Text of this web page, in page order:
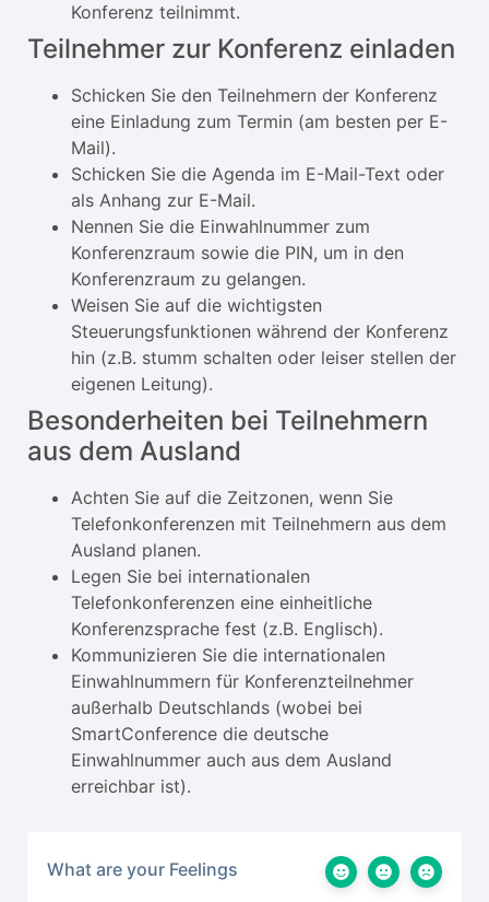
Konferenz teilnimmt.
Teilnehmer zur Konferenz einladen
Schicken Sie den Teilnehmern der Konferenz
eine Einladung zum Termin (am besten per E-
Mail).
Schicken Sie die Agenda im E-Mail-Text oder
als Anhang zur E-Mail.
Nennen Sie die Einwahlnummer zum
Konferenzraum sowie die PIN, um in den
Konferenzraum zu gelangen.
Weisen Sie auf die wichtigsten
Steuerungsfunktionen während der Konferenz
hin (z.B. stumm schalten oder leiser stellen der
eigenen Leitung).
Besonderheiten bei Teilnehmern
aus dem Ausland
Achten Sie auf die Zeitzonen, wenn Sie
Telefonkonferenzen mit Teilnehmern aus dem
Ausland planen.
Legen Sie bei internationalen
Telefonkonferenzen eine einheitliche
Konferenzsprache fest (z.B. Englisch).
Kommunizieren Sie die internationalen
Einwahlnummern für Konferenzteilnehmer
außerhalb Deutschlands (wobei bei
SmartConference die deutsche
Einwahlnummer auch aus dem Ausland
erreichbar ist).
What are your Feelings